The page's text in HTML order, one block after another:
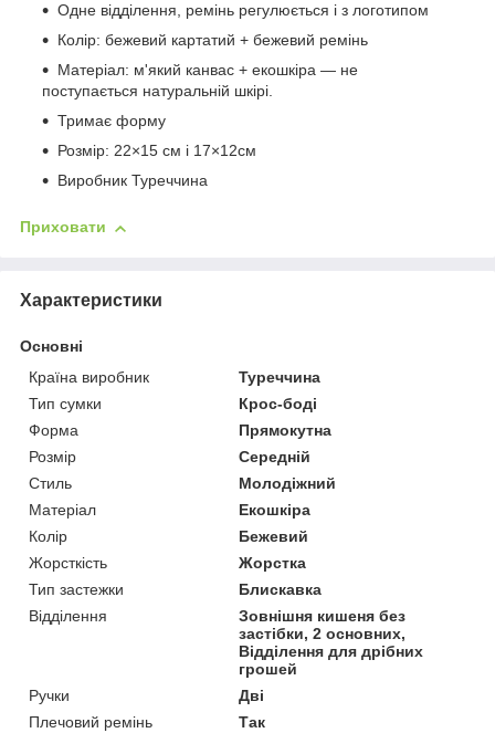
Одне відділення, ремінь регулюється і з логотипом
Колір: бежевий картатий + бежевий ремінь
Матеріал: м'який канвас + екошкіра — не
поступається натуральній шкірі.
Тримає форму
Розмір: 22×15 см і 17×12см
Виробник Туреччина
Приховати
Характеристики
Основні
Країна виробник
Туреччина
Тип сумки
Крос-боді
Форма
Прямокутна
Розмір
Середній
Стиль
Молодіжний
Матеріал
Екошкіра
Колір
Бежевий
Жорсткість
Жорстка
Тип застежки
Блискавка
Відділення
Зовнішня кишеня без
застібки, 2 основних,
Відділення для дрібних
грошей
Ручки
Дві
Плечовий ремінь
Так